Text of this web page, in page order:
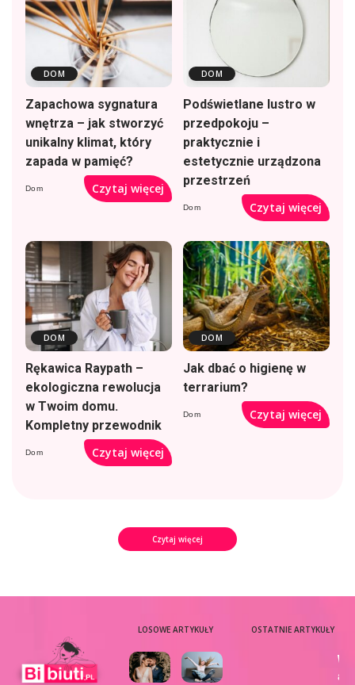
DOM
Zapachowa sygnatura
wnętrza – jak stworzyć
unikalny klimat, który
zapada w pamięć?
Dom Czytaj więcej
DOM
Podświetlane lustro w
przedpokoju –
praktycznie i
estetycznie urządzona
przestrzeń
Dom Czytaj więcej
DOM
Rękawica Raypath –
ekologiczna rewolucja
w Twoim domu.
Kompletny przewodnik
Dom Czytaj więcej
DOM
Jak dbać o higienę w
terrarium?
Dom Czytaj więcej
Czytaj więcej
LOSOWE ARTYKUŁY OSTATNIE ARTYKUŁY
aj